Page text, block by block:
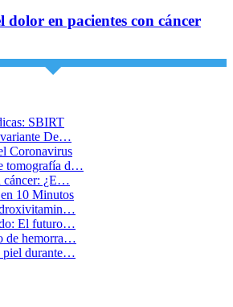
en pacientes con cáncer
SBIRT
De…
Coronavirus
tomografía d…
cáncer: ¿E…
10 Minutos
El futuro…
de hemorra…
piel durante…